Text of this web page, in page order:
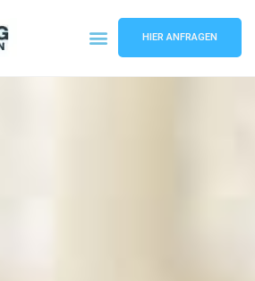
HIER ANFRAGEN